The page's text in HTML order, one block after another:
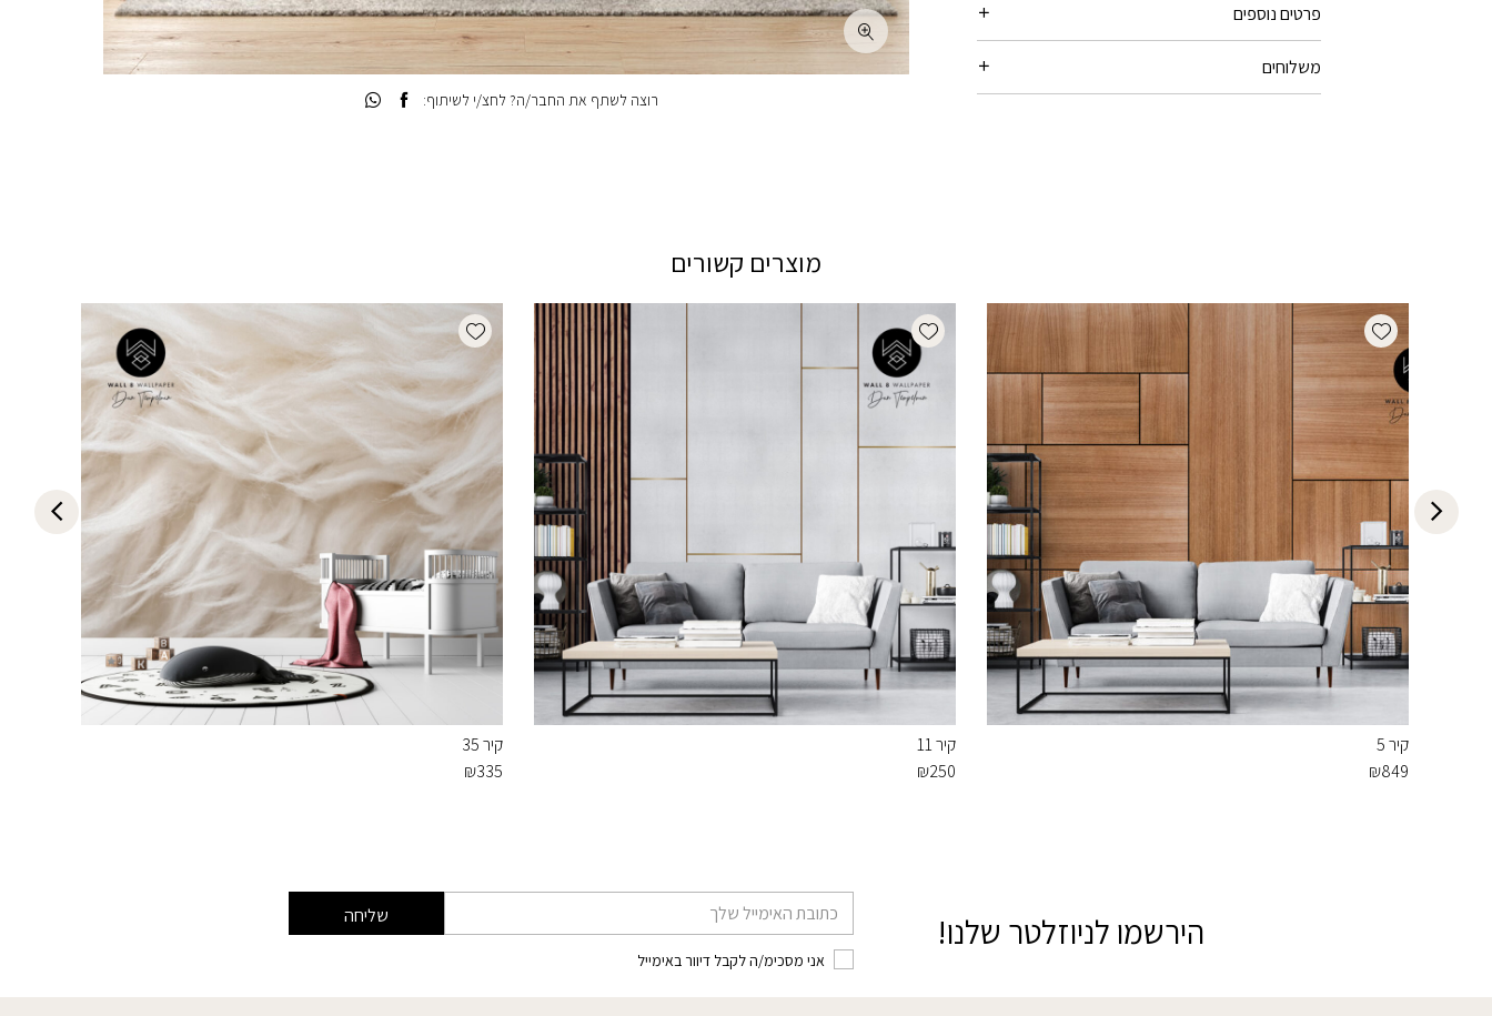
פרטים נוספים
משלוחים
רוצה לשתף את החבר/ה? לחצ/י לשיתוף:
מוצרים קשורים
Add wishlist
קיר 5
₪849
Add wishlist
קיר 11
₪250
Add wishlist
קיר 35
₪335
הירשמו לניוזלטר שלנו! שליחה
אני מסכימ/ה לקבל דיוור באימייל